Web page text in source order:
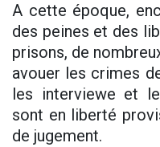
A cette époque,
des peines et des
prisons, de
avouer les crimes
les interviewe et
sont en liberté
de jugement.